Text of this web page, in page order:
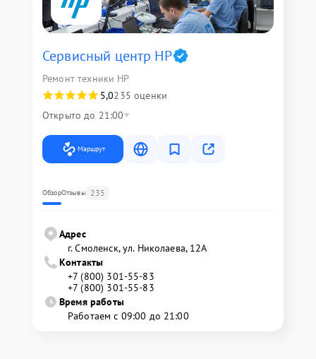
Сервисный центр HP
Ремонт техники HP
5,0235 оценки
Открыто до 21:00
Маршрут
ОбзорОтзывы 235
Адрес
г. Смоленск, ул. Николаева, 12А
Контакты
+7 (800) 301-55-83
+7 (800) 301-55-83
Время работы
Работаем с 09:00 до 21:00